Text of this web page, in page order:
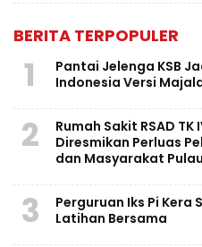
BERITA TERPOPULER
1
Pantai Jelenga KSB
Indonesia Versi
2
Rumah Sakit RSAD
Diresmikan Perluas
dan Masyarakat
3
Perguruan Iks Pi
Latihan Bersama